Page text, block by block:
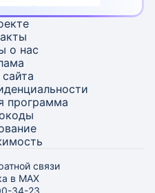
о нас
сайта
программа
связи
в MAX
34-23